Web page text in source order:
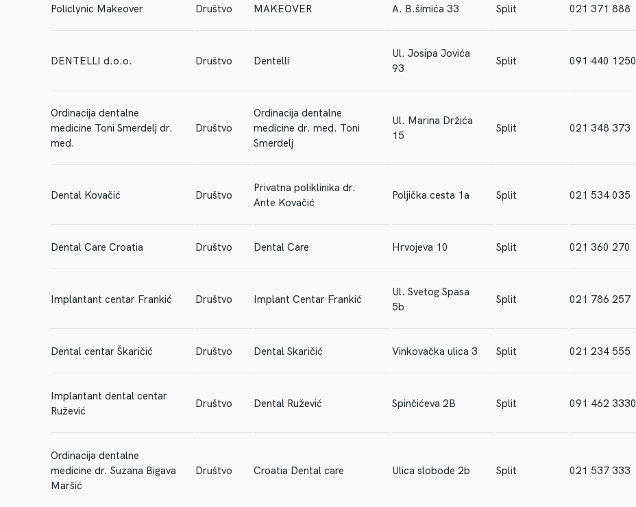
Policlynic Makeover Društvo MAKEOVER A. B.šimića 33 Split 021 371 888
DENTELLI d.o.o. Društvo Dentelli
Ul. Josipa Jovića
93
Split 091 440 1250
Ordinacija dentalne
medicine Toni Smerdelj dr.
med.
Društvo
Ordinacija dentalne
medicine dr. med. Toni
Smerdelj
Ul. Marina Držića
15
Split 021 348 373
Dental Kovačić Društvo
Privatna poliklinika dr.
Ante Kovačić
Poljička cesta 1a Split 021 534 035
Dental Care Croatia Društvo Dental Care Hrvojeva 10 Split 021 360 270
Implantant centar Frankić Društvo Implant Centar Frankić
Ul. Svetog Spasa
5b
Split 021 786 257
Dental centar Škaričić Društvo Dental Skaričić Vinkovačka ulica 3 Split 021 234 555
Implantant dental centar
Ružević
Društvo Dental Ružević Spinčićeva 2B Split 091 462 3330
Ordinacija dentalne
medicine dr. Suzana Bigava
Maršić
Društvo Croatia Dental care Ulica slobode 2b Split 021 537 333